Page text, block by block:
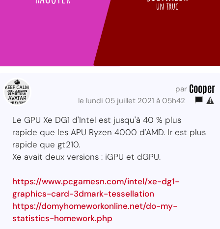
un truc
par Cooper
le lundi 05 juillet 2021 à 05h42
Le GPU Xe DG1 d'Intel est jusqu'à 40 % plus
rapide que les APU Ryzen 4000 d'AMD. Ir est plus
rapide que gt210.
Xe avait deux versions : iGPU et dGPU.
https://www.pcgamesn.com/intel/xe-dg1-
graphics-card-3dmark-tessellation
https://domyhomeworkonline.net/do-my-
statistics-homework.php